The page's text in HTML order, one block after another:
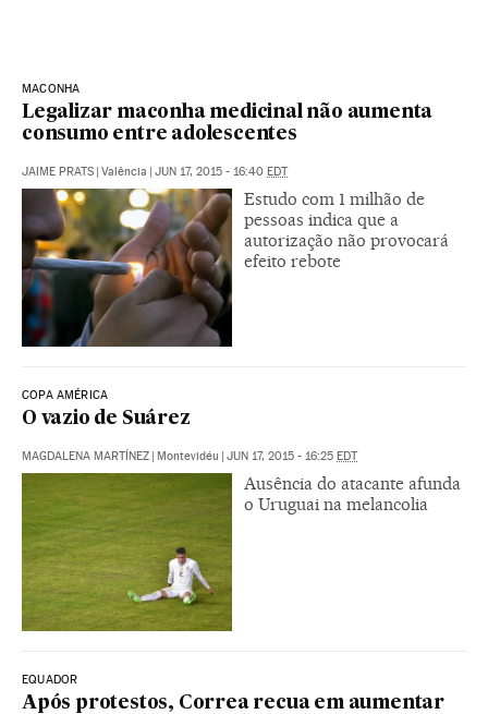
MACONHA
Legalizar maconha medicinal não aumenta
consumo entre adolescentes
JAIME PRATS | Valência | JUN 17, 2015 - 16:40 EDT
Estudo com 1 milhão de
pessoas indica que a
autorização não provocará
efeito rebote
COPA AMÉRICA
O vazio de Suárez
MAGDALENA MARTÍNEZ | Montevidéu | JUN 17, 2015 - 16:25 EDT
Ausência do atacante afunda
o Uruguai na melancolia
EQUADOR
Após protestos, Correa recua em aumentar